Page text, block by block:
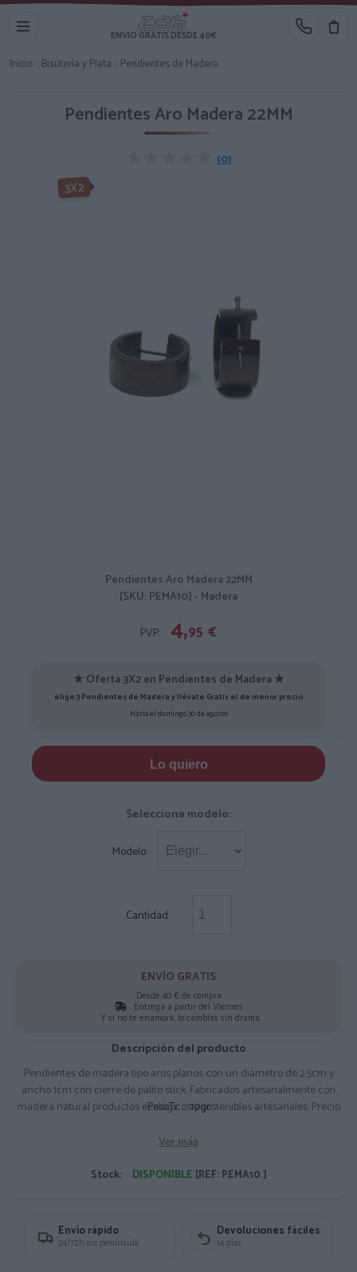
ENVIO GRATIS DESDE 40€
Inicio Bisutería y Plata Pendientes de Madera
Pendientes Aro Madera 22MM
(0)
3X2
Pendientes Aro Madera 22MM
[SKU: PEMA10] - Madera
PVP:
4,95 €
★ Oferta 3X2 en Pendientes de Madera ★
elige 3 Pendientes de Madera y llévate Gratis el de menor precio
Hasta el domingo 30 de agosto
Lo quiero
Selecciona modelo:
Modelo:
Cantidad:
ENVÍO GRATIS
Desde 40 € de compra
Entrega a partir del Viernes
Y si no te enamora, lo cambias sin drama.
Descripción del producto
Pendientes de madera tipo aros planos con un diámetro de 2.5cm y
ancho 1cm con cierre de palito stick. Fabricados artesanalmente con
madera natural productos ecológicos y sostenibles artesanales. Precio
Medidas Aprox: 2x1cm.
PesoTr: 10gr
Ver más
Stock: DISPONIBLE [REF: PEMA10 ]
Envío rápido
24/72h en península
Devoluciones fáciles
14 días